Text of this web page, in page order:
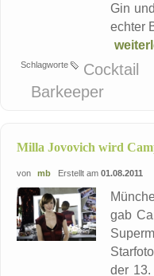
Gin
echter
Schlagworte Cocktail
Barkeeper
Milla Jovovich wird
von mb Erstellt am 01.08.2011
gab
der